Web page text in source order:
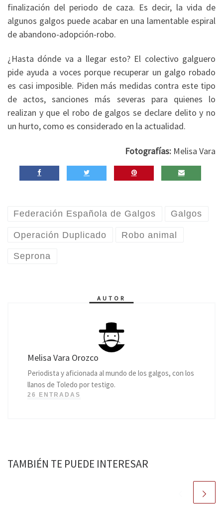
finalización del periodo de caza. Es decir, la vida de
algunos galgos puede acabar en una lamentable espiral
de abandono-adopción-robo.
¿Hasta dónde va a llegar esto? El colectivo galguero
pide ayuda a voces porque recuperar un galgo robado
es casi imposible. Piden más medidas contra este tipo
de actos, sanciones más severas para quienes lo
realizan y que el robo de galgos se declare delito y no
un hurto, como es considerado en la actualidad.
Fotografías: Melisa Vara
Federación Española de Galgos Galgos
Operación Duplicado Robo animal
Seprona
AUTOR
Melisa Vara Orozco
Periodista y aficionada al mundo de los galgos, con los
llanos de Toledo por testigo.
26 ENTRADAS
TAMBIÉN TE PUEDE INTERESAR